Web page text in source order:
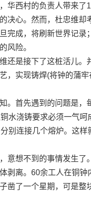
西村的负责人带来了
决心。然而，杜忠维却
完成，将刷新世界记录
风险。
是接下了这桩活儿。
，实现铸焊(将钟的蒲
首先遇到的问题是，
水浇铸要求必须一气呵
别连接几个熔炉。这样
想不到的事情发生了
剥离。60余工人在铜钟
凿了一个星期，可是整